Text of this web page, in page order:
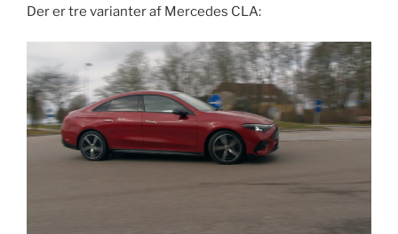
Der er tre varianter af Mercedes CLA: